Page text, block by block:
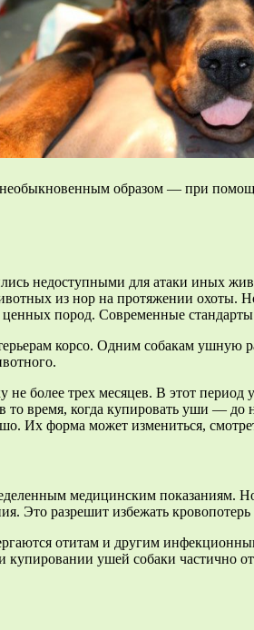
образом — при
недоступными для атаки иных
из нор на протяжении охоты.
пород. Современные
корсо. Одним собакам
более трех месяцев. В этот
время, когда купировать уши —
Их форма может измениться,
медицинским
Это разрешит избежать
отитам и другим
ушей собаки частично